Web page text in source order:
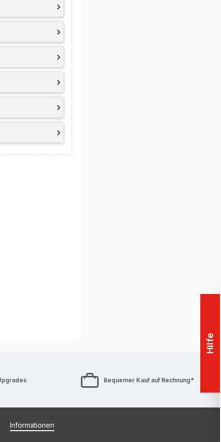
Damit
den
, eine
sorgen
4 Intel ist sinnvoll
zu
Bequemer Kauf auf Rechnung*
Informationen
Hilfe